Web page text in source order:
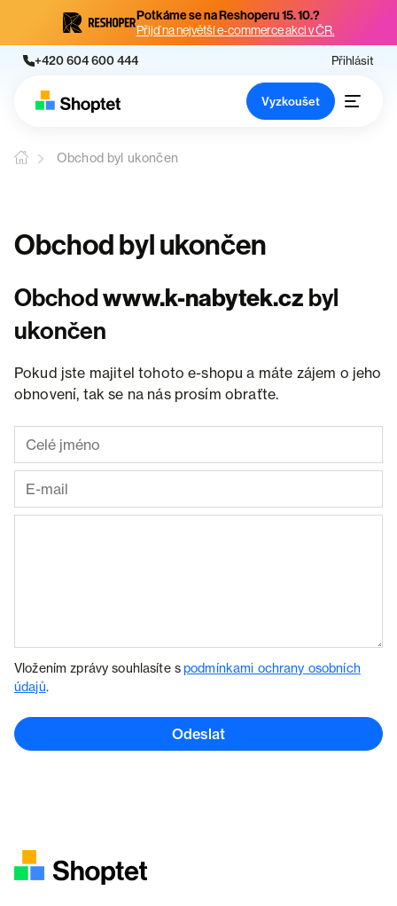
Potkáme se na Reshoperu 15. 10.?
Přijď na největší e-commerce akci v ČR.
+420 604 600 444 Přihlásit
Vyzkoušet
Obchod byl ukončen
Obchod byl ukončen
Obchodwww.k-nabytek.cz byl
ukončen
Pokud jste majitel tohoto e-shopu a máte zájem o jeho
obnovení, tak se na nás prosím obraťte.
Vložením zprávy souhlasíte spodmínkami ochrany osobních
údajů.
Odeslat